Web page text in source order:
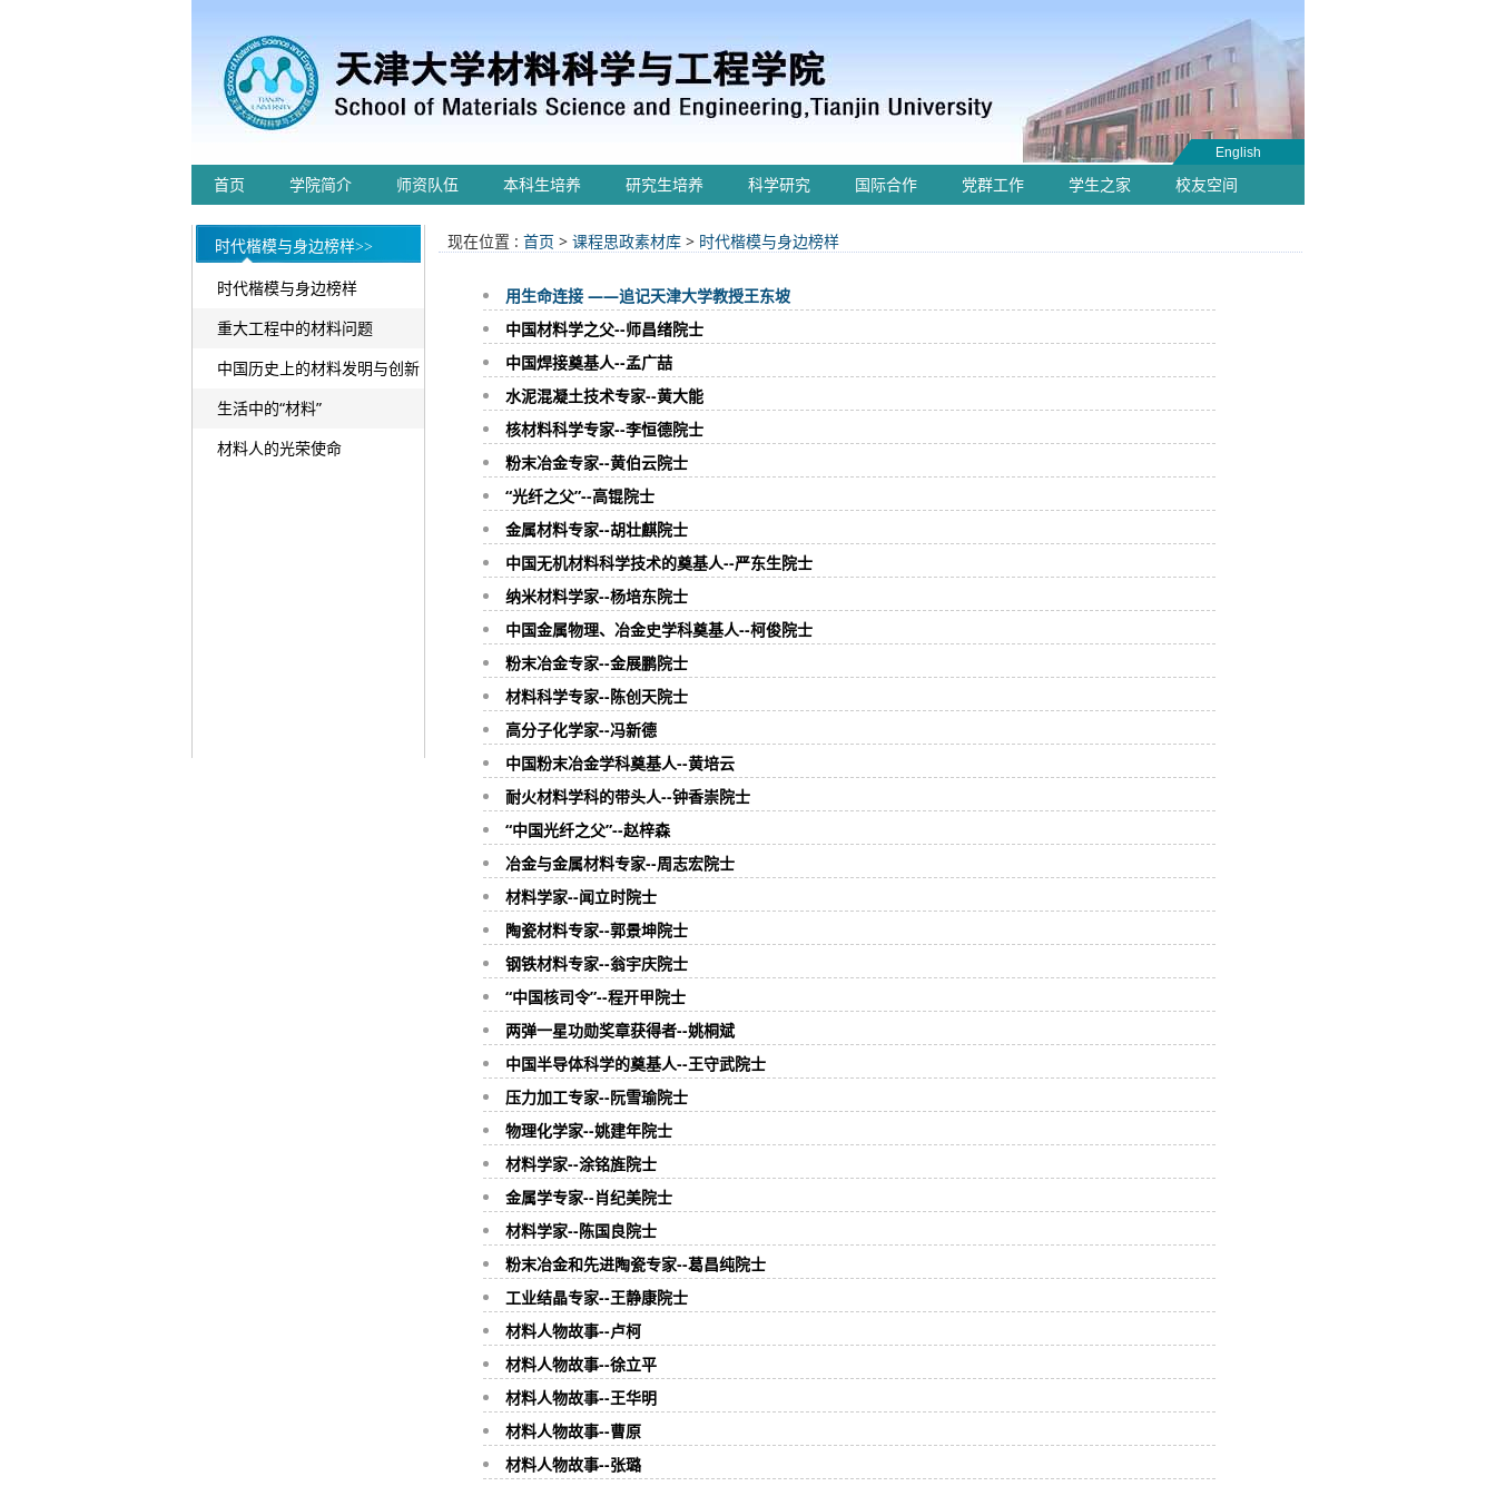
English
首页 学院简介 师资队伍 本科生培养 研究生培养 科学研究 国际合作 党群工作 学生之家 校友空间
时代楷模与身边榜样>>
时代楷模与身边榜样
重大工程中的材料问题
中国历史上的材料发明与创新
生活中的“材料”
材料人的光荣使命
现在位置 : 首页 > 课程思政素材库 > 时代楷模与身边榜样
用生命连接 ——追记天津大学教授王东坡
中国材料学之父--师昌绪院士
中国焊接奠基人--孟广喆
水泥混凝土技术专家--黄大能
核材料科学专家--李恒德院士
粉末冶金专家--黄伯云院士
“光纤之父”--高锟院士
金属材料专家--胡壮麒院士
中国无机材料科学技术的奠基人--严东生院士
纳米材料学家--杨培东院士
中国金属物理、冶金史学科奠基人--柯俊院士
粉末冶金专家--金展鹏院士
材料科学专家--陈创天院士
高分子化学家--冯新德
中国粉末冶金学科奠基人--黄培云
耐火材料学科的带头人--钟香崇院士
“中国光纤之父”--赵梓森
冶金与金属材料专家--周志宏院士
材料学家--闻立时院士
陶瓷材料专家--郭景坤院士
钢铁材料专家--翁宇庆院士
“中国核司令”--程开甲院士
两弹一星功勋奖章获得者--姚桐斌
中国半导体科学的奠基人--王守武院士
压力加工专家--阮雪瑜院士
物理化学家--姚建年院士
材料学家--涂铭旌院士
金属学专家--肖纪美院士
材料学家--陈国良院士
粉末冶金和先进陶瓷专家--葛昌纯院士
工业结晶专家--王静康院士
材料人物故事--卢柯
材料人物故事--徐立平
材料人物故事--王华明
材料人物故事--曹原
材料人物故事--张璐